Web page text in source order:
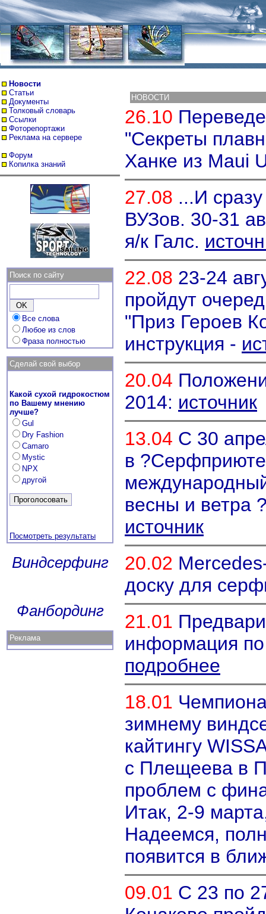
Новости
Статьи
Документы
Толковый словарь
Ссылки
Фоторепортажи
Реклама на сервере
Форум
Копилка знаний
Поиск по сайту
Все слова
Любое из слов
Фраза полностью
Сделай свой выбор
Какой сухой гидрокостюм
по Вашему мнению
лучше?
Gul
Dry Fashion
Camaro
Mystic
NPX
другой
Посмотреть результаты
Виндсерфинг
Фанбординг
Реклама
НОВОСТИ
26.10
"Секреты
Ханке из Maui
27.08 ...И
ВУЗов. 30-31
я/к Галс.
22.08 23-24
пройдут
"Приз Героев
инструкция -
20.04
2014: источник
13.04 С 30
в
весны и ветра
источник
20.02
доску для
21.01
информация
подробнее
18.01
зимнему
кайтингу
с Плещеева в
проблем с
Итак, 2-9
Надеемся,
появится в
09.01 С 23 по